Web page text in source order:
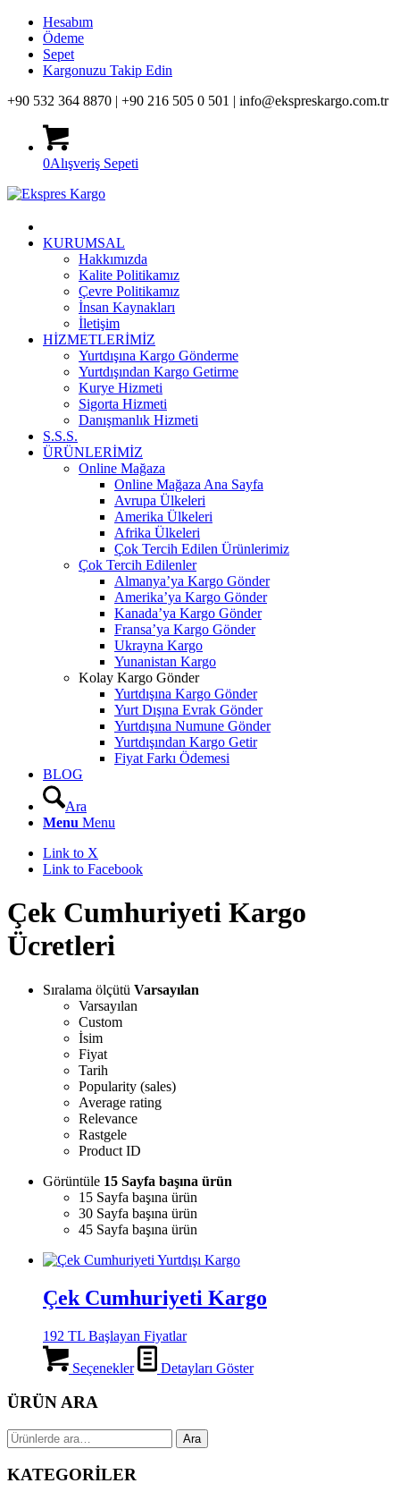
Hesabım
Ödeme
Sepet
Kargonuzu Takip Edin
+90 532 364 8870 | +90 216 505 0 501 | info@ekspreskargo.com.tr
0Alışveriş Sepeti
KURUMSAL
Hakkımızda
Kalite Politikamız
Çevre Politikamız
İnsan Kaynakları
İletişim
HİZMETLERİMİZ
Yurtdışına Kargo Gönderme
Yurtdışından Kargo Getirme
Kurye Hizmeti
Sigorta Hizmeti
Danışmanlık Hizmeti
S.S.S.
ÜRÜNLERİMİZ
Online Mağaza
Online Mağaza Ana Sayfa
Avrupa Ülkeleri
Amerika Ülkeleri
Afrika Ülkeleri
Çok Tercih Edilen Ürünlerimiz
Çok Tercih Edilenler
Almanya’ya Kargo Gönder
Amerika’ya Kargo Gönder
Kanada’ya Kargo Gönder
Fransa’ya Kargo Gönder
Ukrayna Kargo
Yunanistan Kargo
Kolay Kargo Gönder
Yurtdışına Kargo Gönder
Yurt Dışına Evrak Gönder
Yurtdışına Numune Gönder
Yurtdışından Kargo Getir
Fiyat Farkı Ödemesi
BLOG
Ara
Menu Menu
Link to X
Link to Facebook
Çek Cumhuriyeti Kargo
Ücretleri
Sıralama ölçütü Varsayılan
Varsayılan
Custom
İsim
Fiyat
Tarih
Popularity (sales)
Average rating
Relevance
Rastgele
Product ID
Görüntüle 15 Sayfa başına ürün
15 Sayfa başına ürün
30 Sayfa başına ürün
45 Sayfa başına ürün
Çek Cumhuriyeti Kargo
192 TL Başlayan Fiyatlar
Seçenekler Detayları Göster
ÜRÜN ARA
Ara: Ara
KATEGORİLER